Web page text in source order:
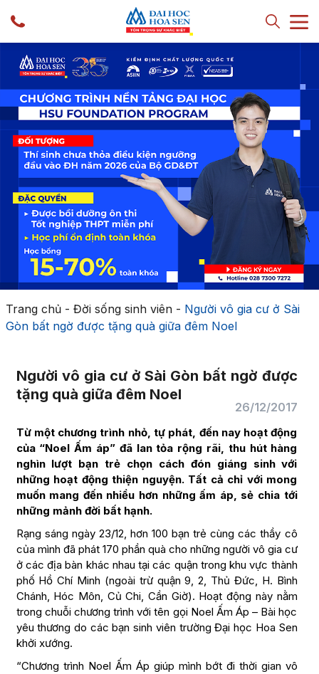
Trang chủ- Đời sống sinh viên- Người vô gia cư ở Sài
Gòn bất ngờ được tặng quà giữa đêm Noel
Người vô gia cư ở Sài Gòn bất ngờ được
tặng quà giữa đêm Noel
26/12/2017
Từ một chương trình nhỏ, tự phát, đến nay hoạt động
của “Noel Ấm áp” đã lan tỏa rộng rãi, thu hút hàng
nghìn lượt bạn trẻ chọn cách đón giáng sinh với
những hoạt động thiện nguyện. Tất cả chỉ với mong
muốn mang đến nhiều hơn những ấm áp, sẻ chia tới
những mảnh đời bất hạnh.
Rạng sáng ngày 23/12, hơn 100 bạn trẻ cùng các thầy cô
của mình đã phát 170 phần quà cho những người vô gia cư
ở các địa bàn khác nhau tại các quận trong khu vực thành
phố Hồ Chí Minh (ngoài trừ quận 9, 2, Thủ Đức, H. Bình
Chánh, Hóc Môn, Củ Chi, Cần Giờ). Hoạt động này nằm
trong chuỗi chương trình với tên gọi Noel Ấm Áp – Bài học
yêu thương do các bạn sinh viên trường Đại học Hoa Sen
khởi xướng.
“Chương trình Noel Ấm Áp giúp mình bớt đi thời gian vô